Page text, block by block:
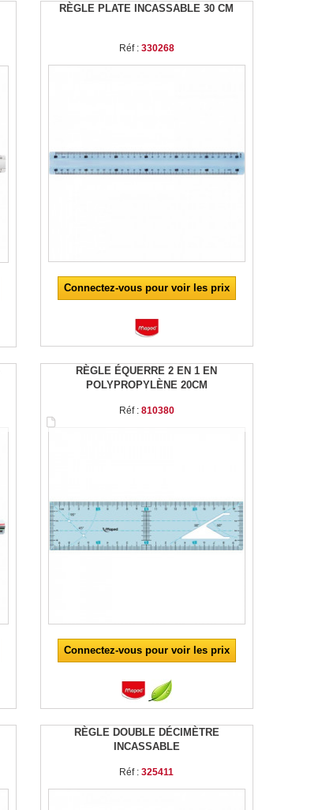
RÈGLE PLATE INCASSABLE 30 CM
Réf : 330268
Connectez-vous pour voir les prix
RÈGLE ÉQUERRE 2 EN 1 EN
POLYPROPYLÈNE 20CM
Réf : 810380
Connectez-vous pour voir les prix
RÈGLE DOUBLE DÉCIMÈTRE
INCASSABLE
Réf :325411